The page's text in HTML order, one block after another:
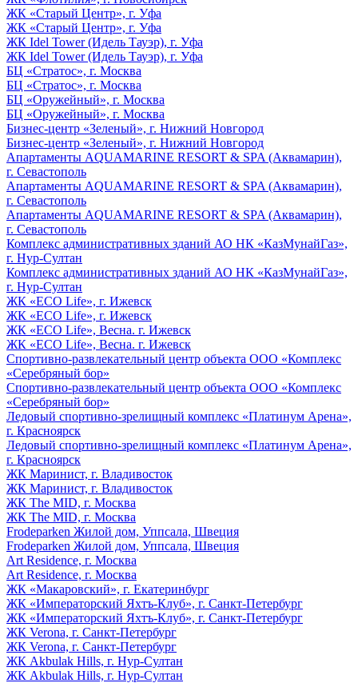
ЖК «Старый Центр», г. Уфа
ЖК «Старый Центр», г. Уфа
ЖК Idel Tower (Идель Тауэр), г. Уфа
ЖК Idel Tower (Идель Тауэр), г. Уфа
БЦ «Стратос», г. Москва
БЦ «Стратос», г. Москва
БЦ «Оружейный», г. Москва
БЦ «Оружейный», г. Москва
Бизнес-центр «Зеленый», г. Нижний Новгород
Бизнес-центр «Зеленый», г. Нижний Новгород
Апартаменты AQUAMARINE RESORT & SPA (Аквамарин),
г. Севастополь
Апартаменты AQUAMARINE RESORT & SPA (Аквамарин),
г. Севастополь
Апартаменты AQUAMARINE RESORT & SPA (Аквамарин),
г. Севастополь
Комплекс административных зданий АО НК «КазМунайГаз»,
г. Нур-Султан
Комплекс административных зданий АО НК «КазМунайГаз»,
г. Нур-Султан
ЖК «ECO Life», г. Ижевск
ЖК «ECO Life», г. Ижевск
ЖК «ECO Life», Весна. г. Ижевск
ЖК «ECO Life», Весна. г. Ижевск
Спортивно-развлекательный центр объекта ООО «Комплекс
«Серебряный бор»
Спортивно-развлекательный центр объекта ООО «Комплекс
«Серебряный бор»
Ледовый спортивно-зрелищный комплекс «Платинум Арена»,
г. Красноярск
Ледовый спортивно-зрелищный комплекс «Платинум Арена»,
г. Красноярск
ЖК Маринист, г. Владивосток
ЖК Маринист, г. Владивосток
ЖК The MID, г. Москва
ЖК The MID, г. Москва
Frodeparken Жилой дом, Уппсала, Швеция
Frodeparken Жилой дом, Уппсала, Швеция
Art Residence, г. Москва
Art Residence, г. Москва
ЖК «Макаровский», г. Екатеринбург
ЖК «Императорский Яхтъ-Клуб», г. Санкт-Петербург
ЖК «Императорский Яхтъ-Клуб», г. Санкт-Петербург
ЖК Verona, г. Санкт-Петербург
ЖК Verona, г. Санкт-Петербург
ЖК Akbulak Hills, г. Нур-Султан
ЖК Akbulak Hills, г. Нур-Султан